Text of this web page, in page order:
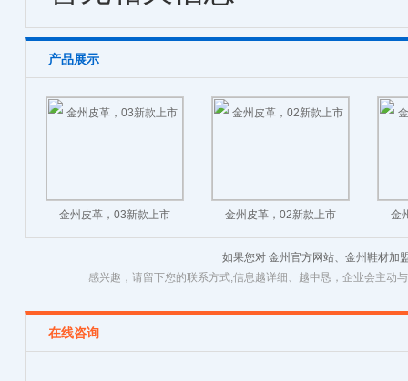
产品展示
金州皮革，03新款上市 金州皮革，02新款上市 金
如果您对 金州官方网站、金州鞋材加
感兴趣，请留下您的联系方式,信息越详细、越中恳，企业会主动
在线咨询